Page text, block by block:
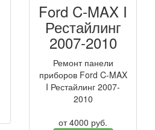
Ford C-MAX I
Рестайлинг
2007-2010
Ремонт панели
приборов Ford C-MAX
I Рестайлинг 2007-
2010
от4000 руб.